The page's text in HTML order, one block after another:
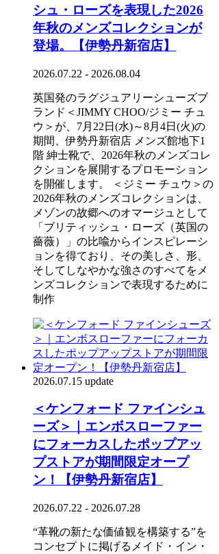
シュ・ローズを表現した2026
年秋のメンズコレクションが
登場。【伊勢丹新宿店】
2026.07.22 - 2026.08.04
英国発のラグジュアリーシューズブ
ランド＜JIMMY CHOO/ジミー チュ
ウ＞が、7月22日(水)～8月4日(火)の
期間、伊勢丹新宿店 メンズ館地下1
階 紳士靴で、2026年秋のメンズコレ
クションを展開するプロモーション
を開催します。 ＜ジミー チュウ＞の
2026年秋のメンズコレクションは、
メゾンの故郷へのオマージュとして
「ブリティッシュ・ローズ（英国の
薔薇）」の比喩からインスピレーシ
ョンを得ており、その美しさ、形、
そしてしなやかな強さのすべてをメ
ンズコレクションで表現するために
制作
2026.07.15 update
＜ケンフォード ファインシュ
ーズ＞｜エンボスローファー
にフォーカスしたポップアッ
プストアが期間限定オープ
ン！【伊勢丹新宿店】
2026.07.22 - 2026.07.28
“革靴の新たな価値観を構築する”を
コンセプトに掲げるメイド・イン・